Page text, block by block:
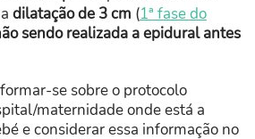
dilatação de 3 cm (1ª fase do
sendo realizada a epidural antes
se sobre o protocolo
maternidade onde está a
e considerar essa informação no